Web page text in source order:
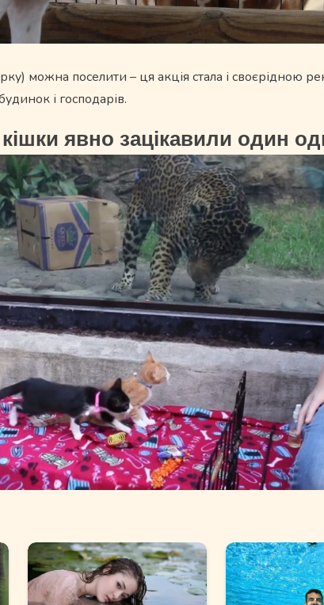
можна поселити – ця акція стала і своєрідною
і господарів.
кішки явно зацікавили один